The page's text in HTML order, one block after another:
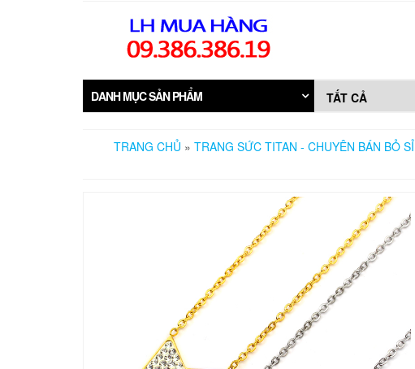
DANH MỤC SẢN PHẨM
TRANG CHỦ » TRANG SỨC TITAN - CHUYÊN BÁN BỎ SỈ